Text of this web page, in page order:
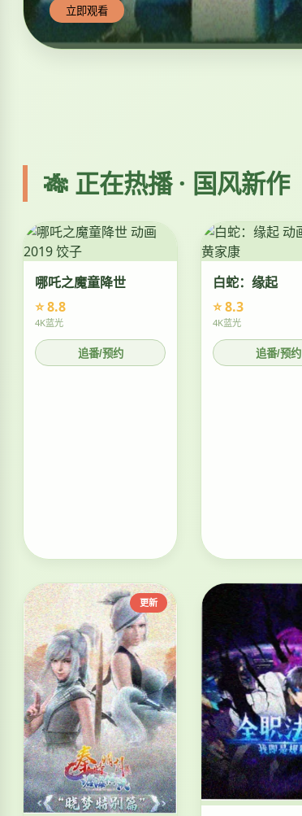
立即观看
🎋 正在热播 · 国风新作
哪吒之魔童降世
⭐ 8.8
4K蓝光
追番/预约
白蛇：缘起
⭐ 8.3
4K蓝光
追番/预约
更新